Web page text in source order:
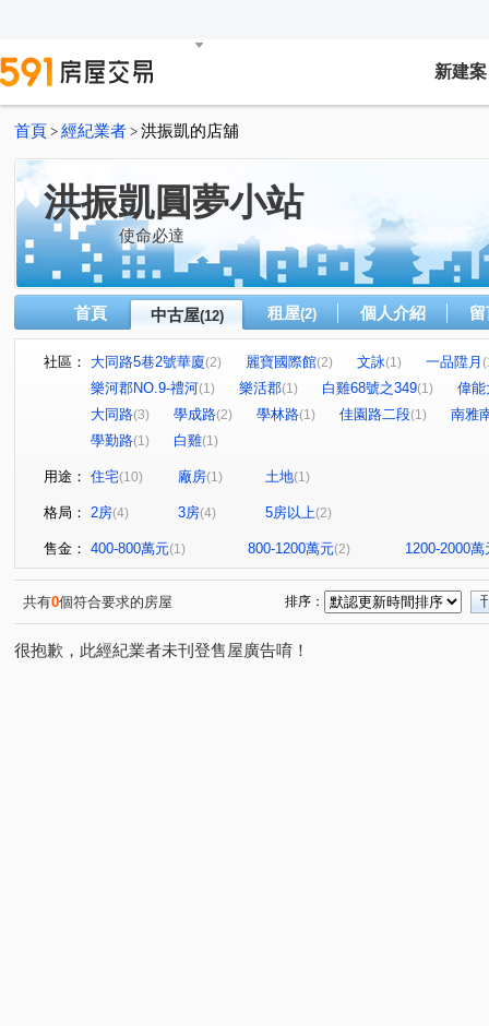
新建案
首頁 > 經紀業者 > 洪振凱的店舖
洪振凱圓夢小站
使命必達
首頁 中古屋(12) 租屋(2) 個人介紹
社區： 大同路5巷2號華廈(2) 麗寶國際館(2) 文詠(1) 一品陞月
樂河郡NO.9-禮河(1) 樂活郡(1) 白雞68號之349(1)
偉能
大同路(3) 學成路(2) 學林路(1) 佳園路二段(1)
南雅
學勤路(1) 白雞(1)
用途： 住宅(10) 廠房(1) 土地(1)
格局： 2房(4) 3房(4) 5房以上(2)
售金： 400-800萬元(1) 800-1200萬元(2) 1200-2000萬
共有0個符合要求的房屋 排序：
很抱歉，此經紀業者未刊登售屋廣告唷！